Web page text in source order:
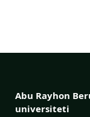
Abu Rayhon
universiteti